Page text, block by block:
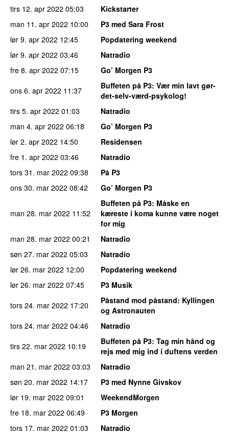
tirs 12. apr 2022 05:03
Kickstarter
man 11. apr 2022 10:00
P3 med Sara Frost
lør 9. apr 2022 12:45
Popdatering weekend
lør 9. apr 2022 03:46
Natradio
fre 8. apr 2022 07:15
Go’ Morgen P3
ons 6. apr 2022 11:37 Buffeten på P3: Vær min lavt gør-
det-selv-værd-psykolog!
tirs 5. apr 2022 01:03
Natradio
man 4. apr 2022 06:18
Go’ Morgen P3
lør 2. apr 2022 14:50
Residensen
fre 1. apr 2022 03:46
Natradio
tors 31. mar 2022 09:38
På P3
ons 30. mar 2022 08:42 Go’ Morgen P3
man 28. mar 2022 11:52
Buffeten på P3: Måske en
kæreste i koma kunne være noget
for mig
man 28. mar 2022 00:21
Natradio
søn 27. mar 2022 05:03
Natradio
lør 26. mar 2022 12:00
Popdatering weekend
lør 26. mar 2022 07:45
P3 Musik
tors 24. mar 2022 17:20 Påstand mod påstand: Kyllingen
og Astronauten
tors 24. mar 2022 04:46
Natradio
tirs 22. mar 2022 10:19 Buffeten på P3: Tag min hånd og
rejs med mig ind i duftens verden
man 21. mar 2022 03:03
Natradio
søn 20. mar 2022 14:17
P3 med Nynne Givskov
lør 19. mar 2022 09:01
WeekendMorgen
fre 18. mar 2022 06:49
P3 Morgen
tors 17. mar 2022 01:03 Natradio